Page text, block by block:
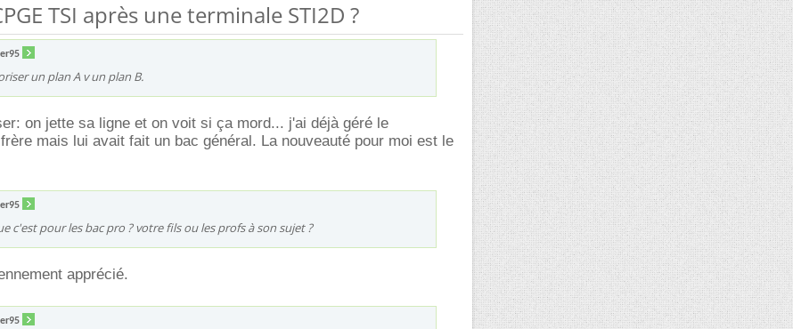
TSI après une terminale STI2D ?
un plan A v un plan B.
on jette sa ligne et on voit si ça mord... j'ai déjà géré le
mais lui avait fait un bac général. La nouveauté pour moi est le
c'est pour les bac pro ? votre fils ou les profs à son sujet ?
apprécié.